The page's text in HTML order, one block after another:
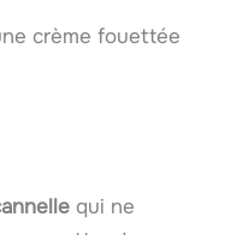
crème fouettée
qui ne